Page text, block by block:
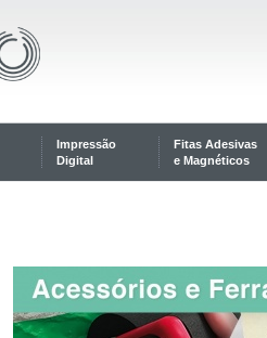
Impressão
Digital
Fitas Adesivas
e Magnéticos